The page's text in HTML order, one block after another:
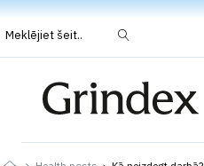
Meklējiet šeit..